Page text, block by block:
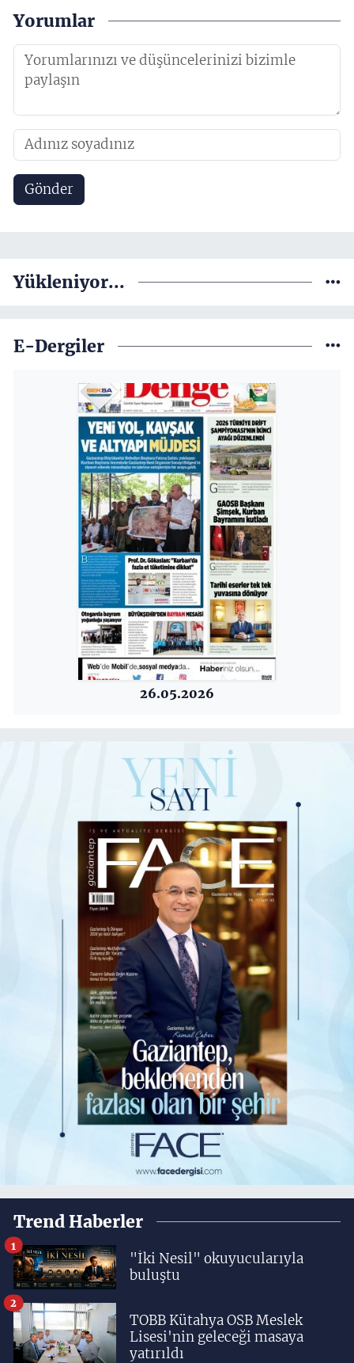
Yorumlar
Gönder
Yükleniyor...
E-Dergiler
26.05.2026
Trend Haberler
"İki Nesil" okuyucularıyla
buluştu
1
TOBB Kütahya OSB Meslek
Lisesi'nin geleceği masaya
yatırıldı
2